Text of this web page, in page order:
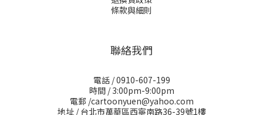
條款與細則
聯絡我們
電話 / 0910-607-199
時間 / 3:00pm-9:00pm
電郵 /cartoonyuen@yahoo.com
地址 / 台北市萬華區西寧南路36-39號1樓